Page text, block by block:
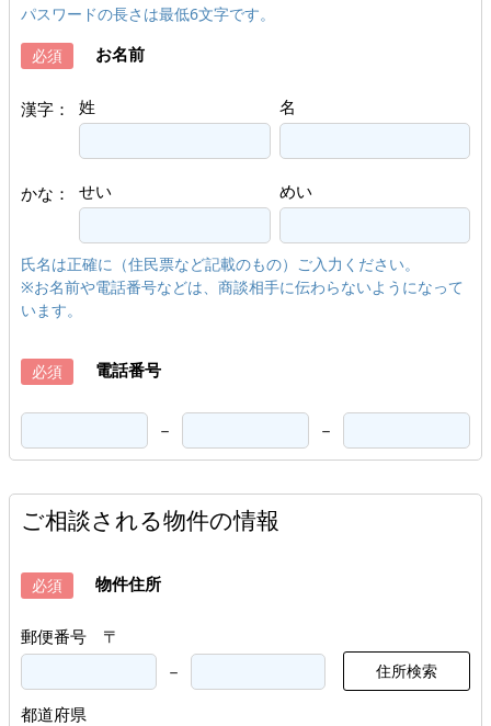
パスワードの長さは最低6文字です。
必須
お名前
漢字： 姓 名
かな： せい めい
氏名は正確に（住民票など記載のもの）ご入力ください。
※お名前や電話番号などは、商談相手に伝わらないようになって
います。
必須 電話番号
－ －
ご相談される物件の情報
必須 物件住所
郵便番号 〒
－
住所検索
都道府県